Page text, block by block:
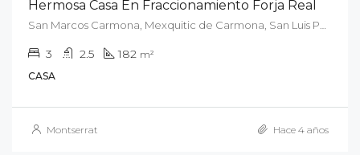
Hermosa Casa En Fraccionamiento Forja Real
3 2.5 182 m²
CASA
Montserrat Hace 4 años